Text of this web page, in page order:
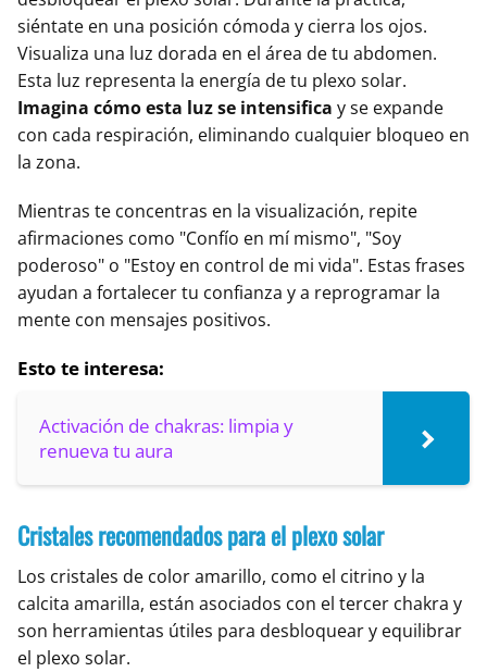
siéntate en una posición cómoda y cierra los ojos.
Visualiza una luz dorada en el área de tu abdomen.
Esta luz representa la energía de tu plexo solar.
Imagina cómo esta luz se intensifica y se expande
con cada respiración, eliminando cualquier bloqueo en
la zona.
Mientras te concentras en la visualización, repite
afirmaciones como "Confío en mí mismo", "Soy
poderoso" o "Estoy en control de mi vida". Estas frases
ayudan a fortalecer tu confianza y a reprogramar la
mente con mensajes positivos.
Esto te interesa:
Activación de chakras: limpia y
renueva tu aura
Cristales recomendados para el plexo solar
Los cristales de color amarillo, como el citrino y la
calcita amarilla, están asociados con el tercer chakra y
son herramientas útiles para desbloquear y equilibrar
el plexo solar.